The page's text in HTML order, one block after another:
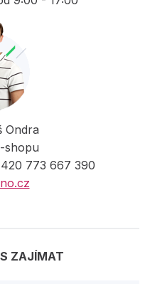
Ondra
shopu
773 667 390
ZAJÍMAT